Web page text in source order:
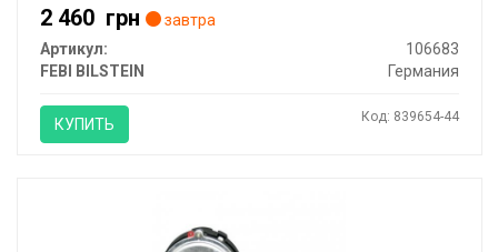
2 460 грн
завтра
Артикул:
106683
FEBI BILSTEIN
Германия
КУПИТЬ Код: 839654-44